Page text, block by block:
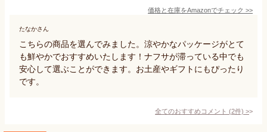
価格と在庫をAmazonでチェック >>
たなかさん
こちらの商品を選んでみました。涼やかなパッケージがとて
も鮮やかでおすすめいたします！ナフサが滞っている中でも
安心して選ぶことができます。お土産やギフトにもぴったり
です。
全てのおすすめコメント (2件) >